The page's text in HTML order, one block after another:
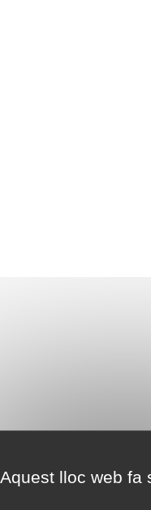
Aquest lloc web fa